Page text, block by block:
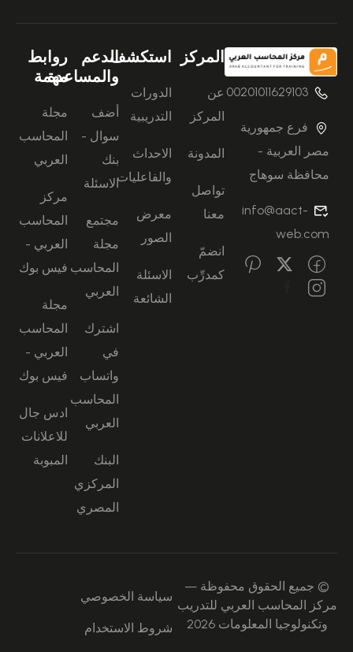
00201011629103
فرع جمهورية
مصر العربية -
محافظة سوهاج
info@aact-
web.com
المركز
عن
المركز
المدونة
تواصل
معنا
انضمّ
كمدرِّب
استكشف
الدورات
التدريبية
الاحداث
والفاعليات
معرض
الصور
الاسئلة
الشائعة
الدعم
والمساعدة
أضف
سوال -
بنك
الاسئلة
مجتمع
مجلة
المحاسب
العربي
اشترك
في
واتساب
المحاسب
العربي
البنك
المركزي
المصري
روابط
مهمة
مجلة
المحاسب
العربي
مركز
المحاسب
العربي -
فيس بوك
مجلة
المحاسب
العربي -
فيس بوك
ادس جال
للاعلانات
المبوبة
© جميع الحقوق محفوظة —
مركز المحاسب العربي للتدريب
وتكنولوجيا المعلومات 2026
سياسة الخصوصي
شروط الاستخدام